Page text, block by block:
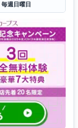
毎週日曜日